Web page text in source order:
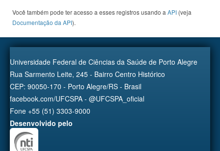
Você também pode ter acesso a esses registros usando a API (veja
Documentação da API).
Universidade Federal de Ciências da Saúde de Porto Alegre
Rua Sarmento Leite, 245 - Bairro Centro Histórico
CEP: 90050-170 - Porto Alegre/RS - Brasil
facebook.com/UFCSPA - @UFCSPA_oficial
Fone +55 (51) 3303-9000
Desenvolvido pelo